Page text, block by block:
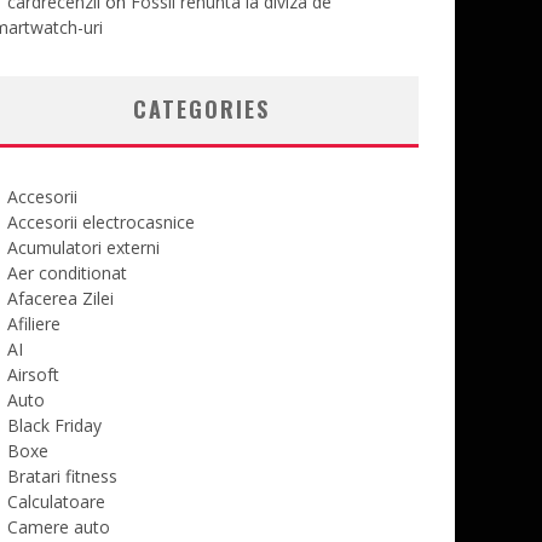
uri
CATEGORIES
Accesorii
Accesorii electrocasnice
Acumulatori externi
Aer conditionat
Afacerea Zilei
Afiliere
AI
Airsoft
Auto
Black Friday
Boxe
Bratari fitness
Calculatoare
Camere auto